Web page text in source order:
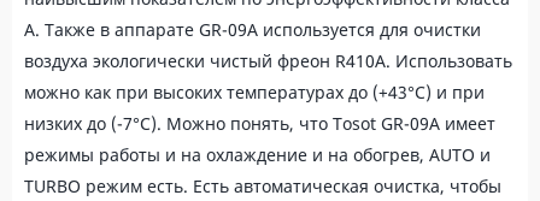
А. Также в аппарате GR-09A используется для очистки
воздуха экологически чистый фреон R410A. Использовать
можно как при высоких температурах до (+43°C) и при
низких до (-7°C). Можно понять, что Tosot GR-09A имеет
режимы работы и на охлаждение и на обогрев, AUTO и
TURBO режим есть. Есть автоматическая очистка, чтобы